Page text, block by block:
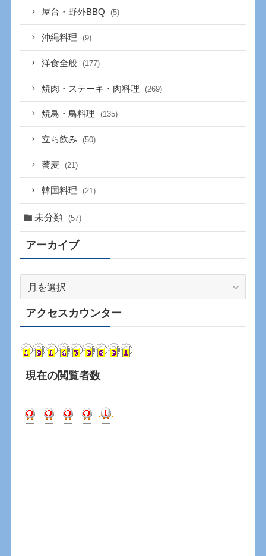
屋台・野外BBQ (5)
沖縄料理 (9)
洋食全般 (177)
焼肉・ステーキ・肉料理 (269)
焼鳥・鳥料理 (135)
立ち飲み (50)
蕎麦 (21)
韓国料理 (21)
未分類 (57)
アーカイブ
カ
イ
アクセスカウンター
現在の閲覧者数